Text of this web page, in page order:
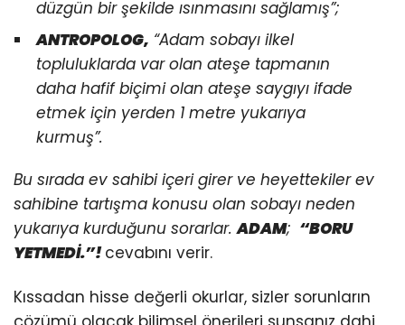
düzgün bir şekilde ısınmasını sağlamış”;
ANTROPOLOG, “Adam sobayı ilkel
topluluklarda var olan ateşe tapmanın
daha hafif biçimi olan ateşe saygıyı ifade
etmek için yerden 1 metre yukarıya
kurmuş”.
Bu sırada ev sahibi içeri girer ve heyettekiler ev
sahibine tartışma konusu olan sobayı neden
yukarıya kurduğunu sorarlar.ADAM; “BORU
YETMEDİ.”!cevabını verir.
Kıssadan hisse değerli okurlar, sizler sorunların